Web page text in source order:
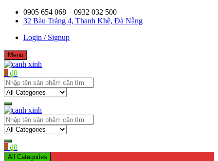
Skip
0905 654 068 – 0932 032 500
32 Bàu Trảng 4, Thanh Khê, Đà Nẵng
Login / Signup
Menu
canh xinh
Shop bán manơcanh, phụ kiện mở shop
0 ₫0
canh xinh
Shop bán manơcanh, phụ kiện mở shop
0 ₫0
All Categories